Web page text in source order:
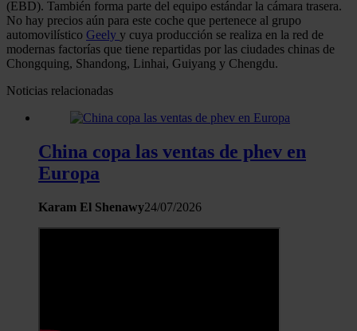
(EBD). También forma parte del equipo estándar la cámara trasera.
No hay precios aún para este coche que pertenece al grupo
automovilístico Geely y cuya producción se realiza en la red de
modernas factorías que tiene repartidas por las ciudades chinas de
Chongquing, Shandong, Linhai, Guiyang y Chengdu.
Noticias relacionadas
China copa las ventas de phev en
Europa
Karam El Shenawy24/07/2026